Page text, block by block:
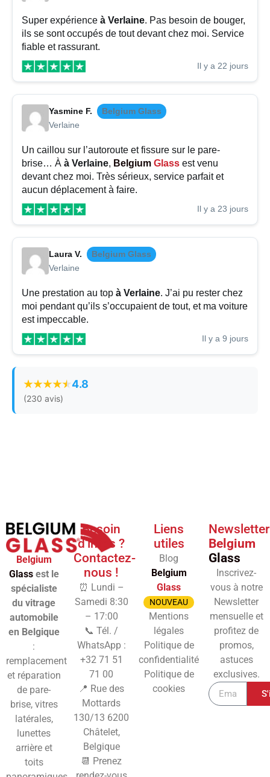
Super expérience à Verlaine. Pas besoin de bouger,
ils se sont occupés de tout devant chez moi. Service
fiable et rassurant.
Il y a 22 jours
Yasmine F.
Belgium Glass
Verlaine
Un caillou sur l’autoroute et fissure sur le pare-
brise… À à Verlaine, Belgium Glass est venu
devant chez moi. Très sérieux, service parfait et
aucun déplacement à faire.
Il y a 23 jours
Laura V.
Belgium Glass
Verlaine
Une prestation au top à Verlaine. J’ai pu rester chez
moi pendant qu’ils s’occupaient de tout, et ma voiture
est impeccable.
Il y a 9 jours
4.8
(230 avis)
Belgium
Glassest le
spécialiste
du vitrage
automobile
en Belgique
:
remplacement
et réparation
de pare-
brise, vitres
latérales,
lunettes
arrière et
toits
Besoin
d'infos ?
Contactez-
nous !
⏰ Lundi –
Samedi 8:30
– 17:00
📞 Tél. /
WhatsApp :
+32 71 51
71 00
📍 Rue des
Mottards
130/13 6200
Châtelet,
Belgique
📆 Prenez
Liens
utiles
Blog
Belgium
Glass
NOUVEAU
Mentions
légales
Politique de
confidentialité
Politique de
cookies
Newsletter
Belgium
Glass
Inscrivez-
vous à notre
Newsletter
mensuelle et
profitez de
promos,
astuces
exclusives.